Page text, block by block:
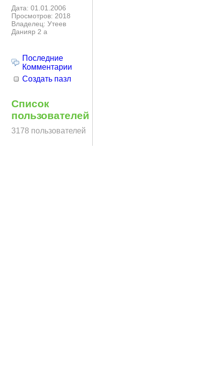
Дата: 01.01.2006
Просмотров: 2018
Владелец: Утеев
Данияр 2 а
Последние
Комментарии
Создать пазл
Список
пользователей
3178 пользователей